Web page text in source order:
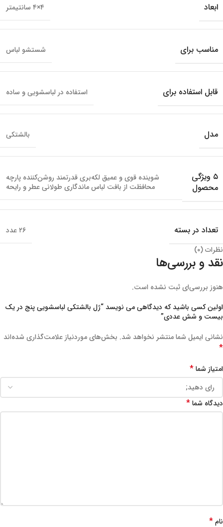
ابعاد ۴×۴ سانتیمتر
مناسب برای شستشو لباس
قابل استفاده برای استفاده در لباسشویی و ساده
مدل بالشتکی
۵ ویژگی
محصول
شوینده قوی و عمیق لکه‌بری قدرتمند روشن‌کننده پارچه
محافظت از بافت لباس ماندگاری طولانی عطر و رایحه
تعداد در بسته
۲۶ عدد
نظرات (۰)
نقد و بررسی‌ها
هنوز بررسی‌ای ثبت نشده است.
اولین کسی باشید که دیدگاهی می نویسد “ژل بالشتکی لباسشویی پنج در یک
بیست و شش عددی”
نشانی ایمیل شما منتشر نخواهد شد. بخش‌های موردنیاز علامت‌گذاری شده‌اند
*
امتیاز شما*
دیدگاه شما*
نام*